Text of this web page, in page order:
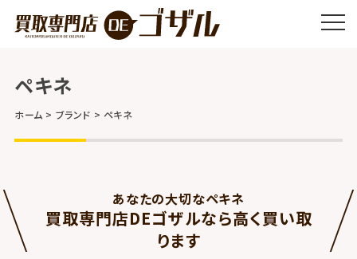
ペキネ
ホーム ブランド ペキネ
あなたの大切なペキネ
買取専門店DEゴザルなら高く買い取
ります